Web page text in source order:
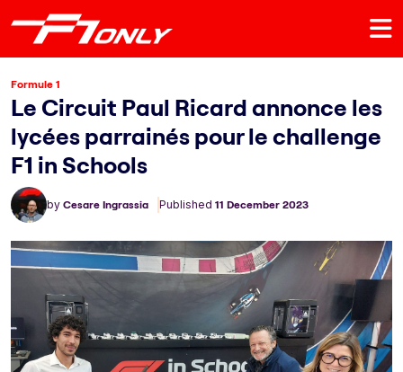
Formule 1
Le Circuit Paul Ricard annonce les
lycées parrainés pour le challenge
F1 in Schools
by Cesare Ingrassia Published 11 December 2023